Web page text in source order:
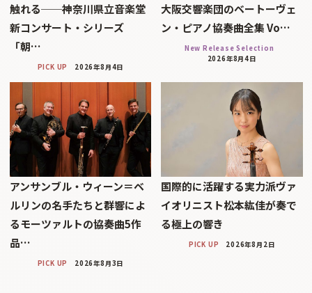
触れる──神奈川県立音楽堂
新コンサート・シリーズ
「朝…
PICK UP 2026年8月4日
大阪交響楽団のベートーヴェ
ン・ピアノ協奏曲全集 Vo…
New Release Selection
2026年8月4日
アンサンブル・ウィーン＝ベ
ルリンの名手たちと群響によ
るモーツァルトの協奏曲5作
品…
PICK UP 2026年8月3日
国際的に活躍する実力派ヴァ
イオリニスト松本紘佳が奏で
る極上の響き
PICK UP 2026年8月2日